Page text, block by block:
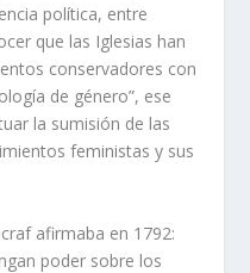
política, entre
que las Iglesias han
conservadores con
de género”, ese
la sumisión de las
feministas y sus
afirmaba en 1792:
poder sobre los